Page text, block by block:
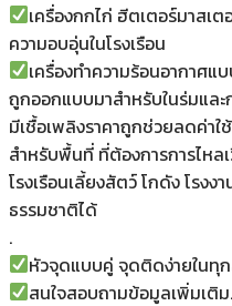
เครื่องกกไก่ ฮีตเตอร์มาสเ
ความอบอุ่นในโรงเรือน
เครื่องทำความร้อนอากาศแ
ถูกออกแบบมาสำหรับในร่มและ
มีเชื้อเพลิงราคาถูกช่วยลดค่าใ
สำหรับพื้นที่ ที่ต้องการการไหล
โรงเรือนเลี้ยงสัตว์ โกดัง โรง
ธรรมชาติได้
.
หัวจุดแบบคู่ จุดติดง่ายในทุ
สนใจสอบถามข้อมูลเพิ่มเติ